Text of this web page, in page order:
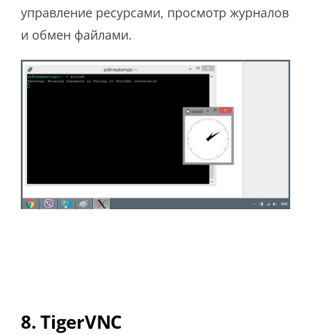
управление ресурсами, просмотр журналов
и обмен файлами.
8. TigerVNC